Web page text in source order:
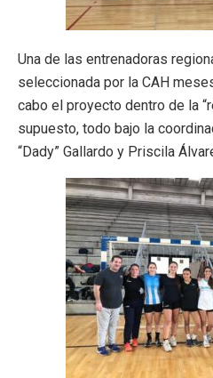
Una de las entrenadoras
seleccionada por la CAH
cabo el proyecto dentro de la
supuesto, todo bajo la
“Dady” Gallardo y Priscila